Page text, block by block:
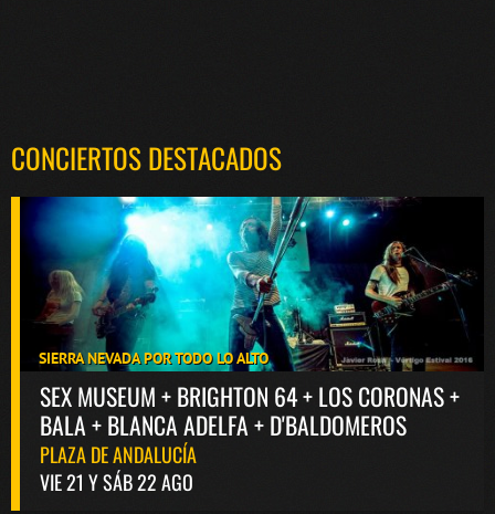
CONCIERTOS DESTACADOS
SIERRA NEVADA POR TODO LO ALTO
SEX MUSEUM + BRIGHTON 64 + LOS CORONAS +
BALA + BLANCA ADELFA + D'BALDOMEROS
PLAZA DE ANDALUCÍA
VIE 21 Y SÁB 22 AGO